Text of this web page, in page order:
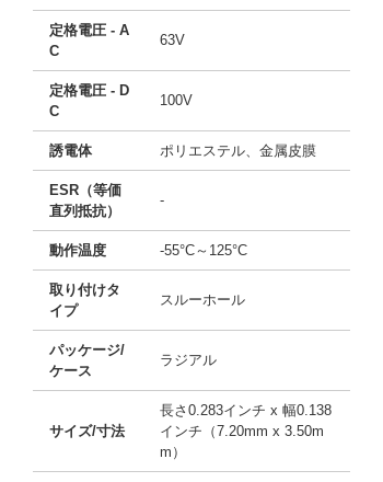
定格電圧 - A
C
63V
定格電圧 - D
C
100V
誘電体 ポリエステル、金属皮膜
ESR（等価
直列抵抗）
-
動作温度 -55°C～125°C
取り付けタ
イプ
スルーホール
パッケージ/
ケース
ラジアル
サイズ/寸法
長さ0.283インチ x 幅0.138
インチ（7.20mm x 3.50m
m）